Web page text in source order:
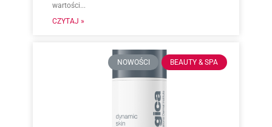
wartości...
CZYTAJ »
NOWOŚCI BEAUTY & SPA